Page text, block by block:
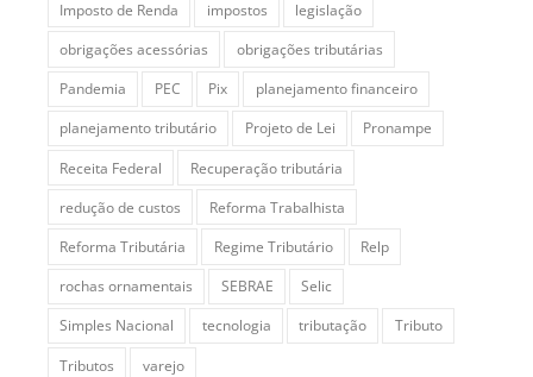
Imposto de Renda
impostos
legislação
obrigações acessórias
obrigações tributárias
Pandemia
PEC Pix
planejamento financeiro
planejamento tributário
Projeto de Lei
Pronampe
Receita Federal
Recuperação tributária
redução de custos
Reforma Trabalhista
Reforma Tributária
Regime Tributário
Relp
rochas ornamentais
SEBRAE
Selic
Simples Nacional
tecnologia tributação
Tributo
Tributos
varejo